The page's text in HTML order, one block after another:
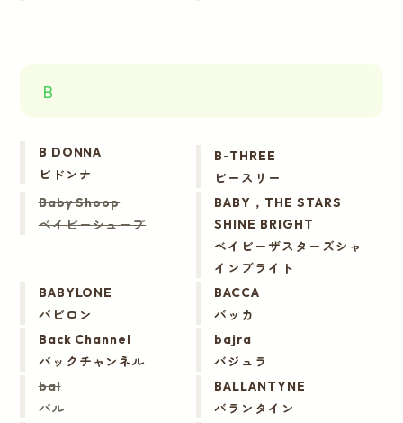
B
B DONNA
ビドンナ
B-THREE
ビースリー
Baby Shoop
ベイビーシュープ
BABY，THE STARS
SHINE BRIGHT
ベイビーザスターズシャ
インブライト
BABYLONE
バビロン
BACCA
バッカ
Back Channel
バックチャンネル
bajra
バジュラ
bal
バル
BALLANTYNE
バランタイン